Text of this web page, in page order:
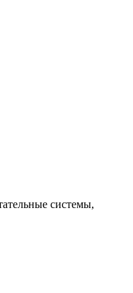
системы,